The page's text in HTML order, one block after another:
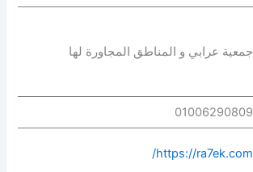
جمعية عرابي و المناطق المجاورة لها
01006290809
https://ra7ek.com/